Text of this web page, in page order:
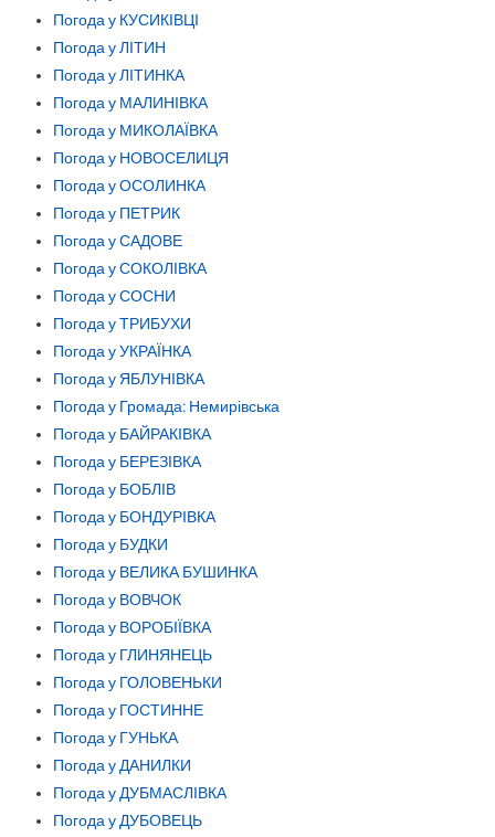
Погода у КУСИКІВЦІ
Погода у ЛІТИН
Погода у ЛІТИНКА
Погода у МАЛИНІВКА
Погода у МИКОЛАЇВКА
Погода у НОВОСЕЛИЦЯ
Погода у ОСОЛИНКА
Погода у ПЕТРИК
Погода у САДОВЕ
Погода у СОКОЛІВКА
Погода у СОСНИ
Погода у ТРИБУХИ
Погода у УКРАЇНКА
Погода у ЯБЛУНІВКА
Погода у Громада: Немирівська
Погода у БАЙРАКІВКА
Погода у БЕРЕЗІВКА
Погода у БОБЛІВ
Погода у БОНДУРІВКА
Погода у БУДКИ
Погода у ВЕЛИКА БУШИНКА
Погода у ВОВЧОК
Погода у ВОРОБІЇВКА
Погода у ГЛИНЯНЕЦЬ
Погода у ГОЛОВЕНЬКИ
Погода у ГОСТИННЕ
Погода у ГУНЬКА
Погода у ДАНИЛКИ
Погода у ДУБМАСЛІВКА
Погода у ДУБОВЕЦЬ